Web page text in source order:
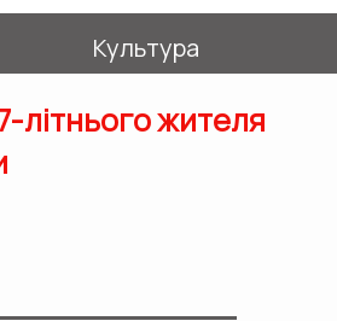
Культура
літнього жителя